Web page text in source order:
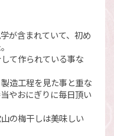
が含まれていて、初め
て作られている事な
造工程を見た事と重な
やおにぎりに毎日頂い
の梅干しは美味しい